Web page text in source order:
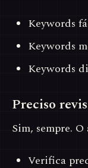
Keywords
Keywords
Keywords
Preciso
Sim, sempre.
Verifica